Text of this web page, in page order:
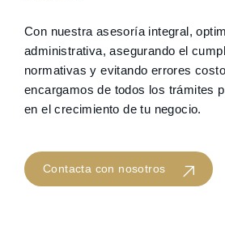
Con nuestra asesoría integral,
administrativa, asegurando el
normativas y evitando errores
encargamos de todos los trámites
en el crecimiento de tu negocio.
Contacta con nosotros